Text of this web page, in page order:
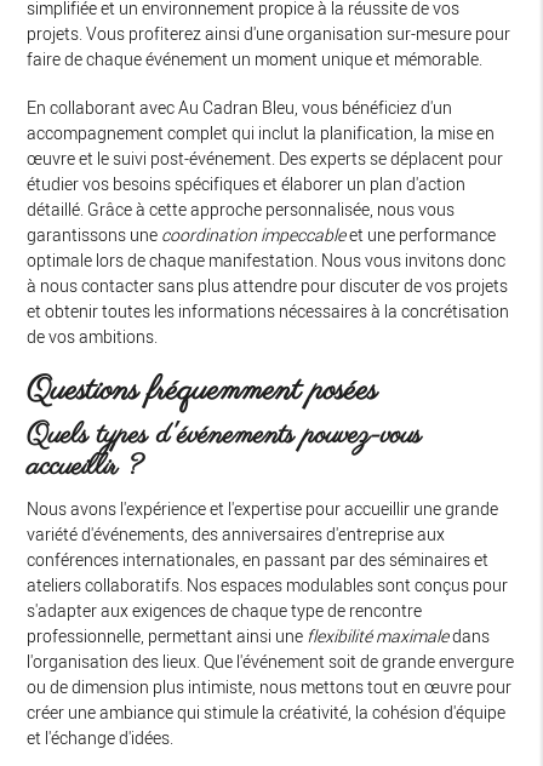
simplifiée et un environnement propice à la réussite de vos
projets. Vous profiterez ainsi d'une organisation sur-mesure pour
faire de chaque événement un moment unique et mémorable.
En collaborant avec Au Cadran Bleu, vous bénéficiez d'un
accompagnement complet qui inclut la planification, la mise en
œuvre et le suivi post-événement. Des experts se déplacent pour
étudier vos besoins spécifiques et élaborer un plan d'action
détaillé. Grâce à cette approche personnalisée, nous vous
garantissons une coordination impeccableet une performance
optimale lors de chaque manifestation. Nous vous invitons donc
à nous contacter sans plus attendre pour discuter de vos projets
et obtenir toutes les informations nécessaires à la concrétisation
de vos ambitions.
Questions fréquemment posées
Quels types d'événements pouvez-vous
accueillir ?
Nous avons l'expérience et l'expertise pour accueillir une grande
variété d'événements, des anniversaires d'entreprise aux
conférences internationales, en passant par des séminaires et
ateliers collaboratifs. Nos espaces modulables sont conçus pour
s'adapter aux exigences de chaque type de rencontre
professionnelle, permettant ainsi une flexibilité maximaledans
l'organisation des lieux. Que l'événement soit de grande envergure
ou de dimension plus intimiste, nous mettons tout en œuvre pour
créer une ambiance qui stimule la créativité, la cohésion d'équipe
et l'échange d'idées.